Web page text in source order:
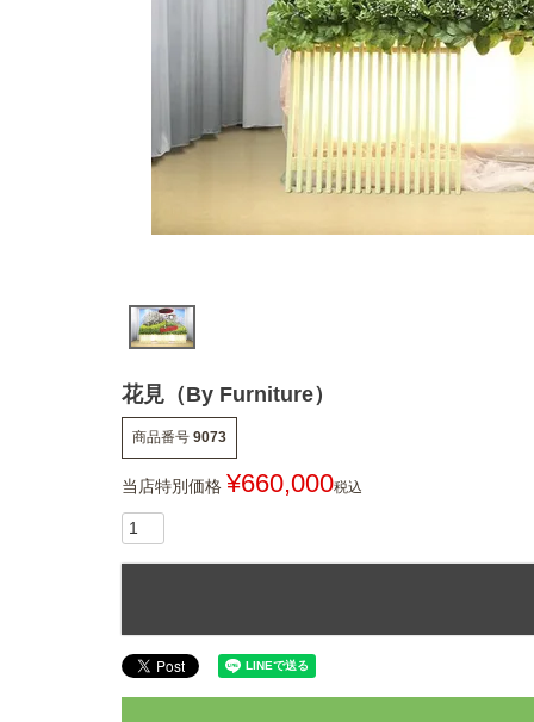
花見（By Furniture）
商品番号 9073
当店特別価格 ¥660,000税込